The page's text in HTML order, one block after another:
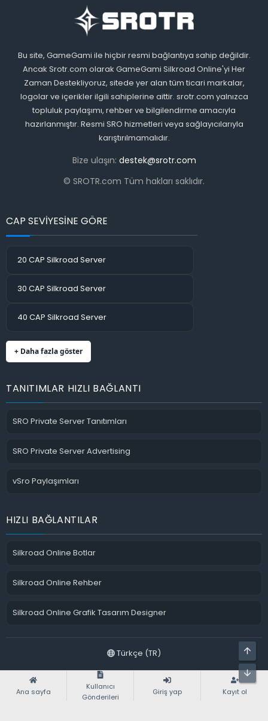
Bu site, GameGami ile hiçbir resmi bağlantıya sahip değildir.
Ancak Srotr.com olarak GameGami Silkroad Online'yi Her
Zaman Destekliyoruz, sitede yer alan tüm ticari markalar,
logolar ve içerikler ilgili sahiplerine aittir. srotr.com yalnızca
topluluk paylaşımı, rehber ve bilgilendirme amacıyla
hazırlanmıştır. Resmi SRO hizmetleri veya sağlayıcılarıyla
karıştırılmamalıdır.
Bize ulaşın: destek@srotr.com
© SROTR.com Tüm hakları saklıdır.
CAP SEVİYESİNE GÖRE
20 CAP Silkroad Server
30 CAP Silkroad Server
40 CAP Silkroad Server
+ Daha fazla göster
TANITIMLAR HIZLI BAĞLANTI
SRO Private Server Tanıtımları
SRO Private Server Advertising
vSro Paylaşımları
HIZLI BAĞLANTILAR
Silkroad Online Botlar
Silkroad Online Rehber
Silkroad Online Grafik Tasarım Designer
Türkçe (TR)
sro pvp serverlar
Bize ulaşın
Şartlar ve kurallar
Gizlilik politikası
Ana sayfa
Ana sayfa
Kullanıcı
Gönderileri
Giriş yap Kayıt ol
ALT